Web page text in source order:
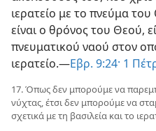
ιερατείο με το πνεύμα
είναι ο θρόνος του Θεού,
πνευματικού ναού στον
ιερατείο.—Εβρ. 9:24· 1
17. Όπως δεν μπορούμε να
νύχτας, έτσι δεν μπορούμε να
σχετικά με τη βασιλεία και το